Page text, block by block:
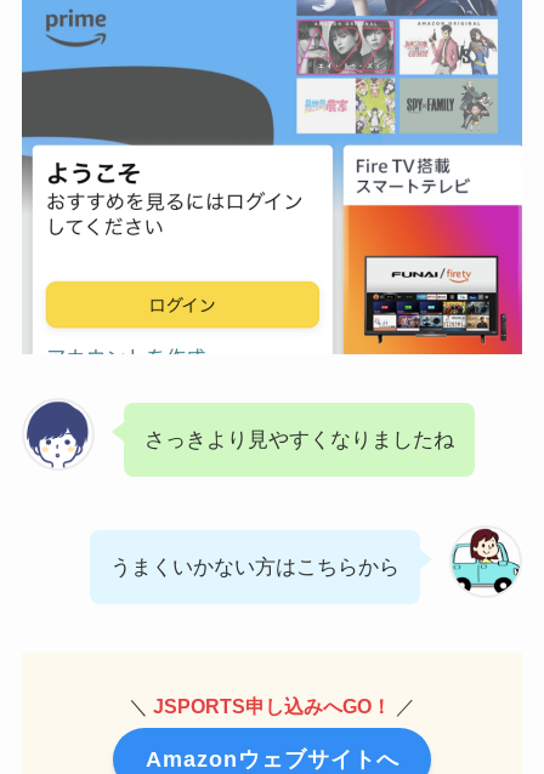
さっきより見やすくなりましたね
うまくいかない方はこちらから
＼ JSPORTS申し込みへGO！ ／
Amazonウェブサイトへ